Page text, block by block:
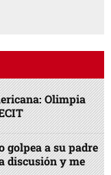
Olimpia
golpea a su padre
discusión y me